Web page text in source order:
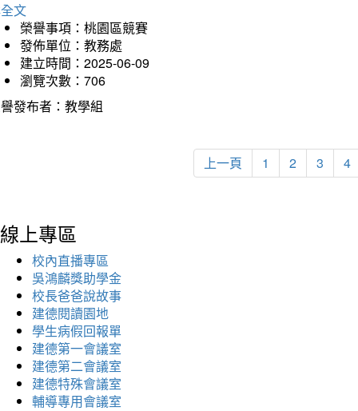
文
榮譽事項：桃園區競賽
發佈單位：教務處
建立時間：2025-06-09
瀏覽次數：706
發布者：教學組
上一頁 1 2 3 4
線上專區
校內直播專區
吳鴻麟獎助學金
校長爸爸說故事
建德閱讀園地
學生病假回報單
建德第一會議室
建德第二會議室
建德特殊會議室
輔導專用會議室